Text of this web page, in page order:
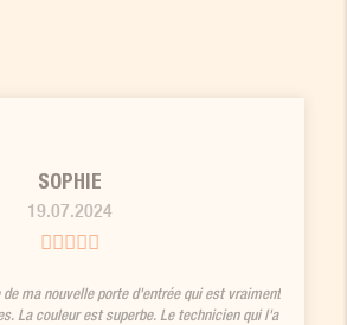
SOPHIE
19.07.2024
ma nouvelle porte d'entrée qui est vraiment
La couleur est superbe. Le technicien qui l'a